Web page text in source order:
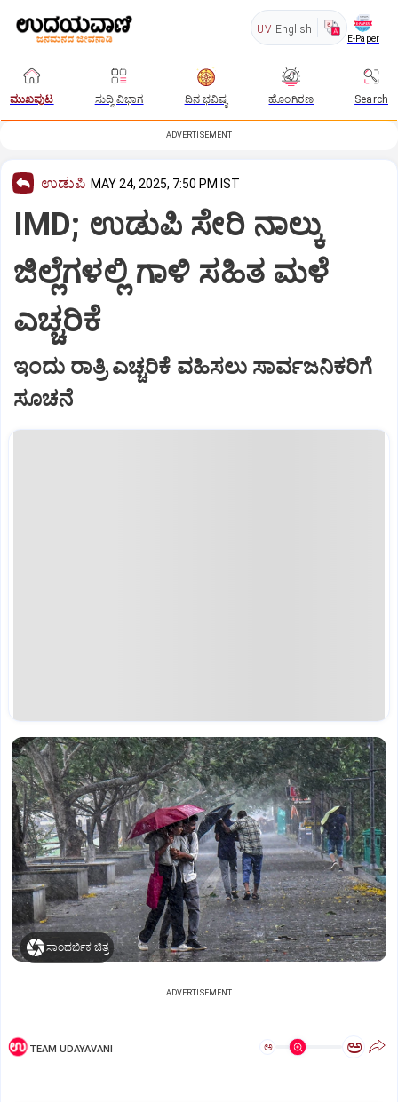
UV English
E-Paper
ಮುಖಪುಟ ಸುದ್ದಿ ವಿಭಾಗ ದಿನ ಭವಿಷ್ಯ ಹೊಂಗಿರಣ Search
ADVERTISEMENT
ಉಡುಪಿ MAY 24, 2025, 7:50 PM IST
IMD; ಉಡುಪಿ ಸೇರಿ ನಾಲ್ಕು
ಜಿಲ್ಲೆಗಳಲ್ಲಿ ಗಾಳಿ ಸಹಿತ ಮಳೆ
ಎಚ್ಚರಿಕೆ
ಇಂದು ರಾತ್ರಿ ಎಚ್ಚರಿಕೆ ವಹಿಸಲು ಸಾರ್ವಜನಿಕರಿಗೆ
ಸೂಚನೆ
ಸಾಂದರ್ಭಿಕ ಚಿತ್ರ
ADVERTISEMENT
TEAM UDAYAVANI ಅ ಅ